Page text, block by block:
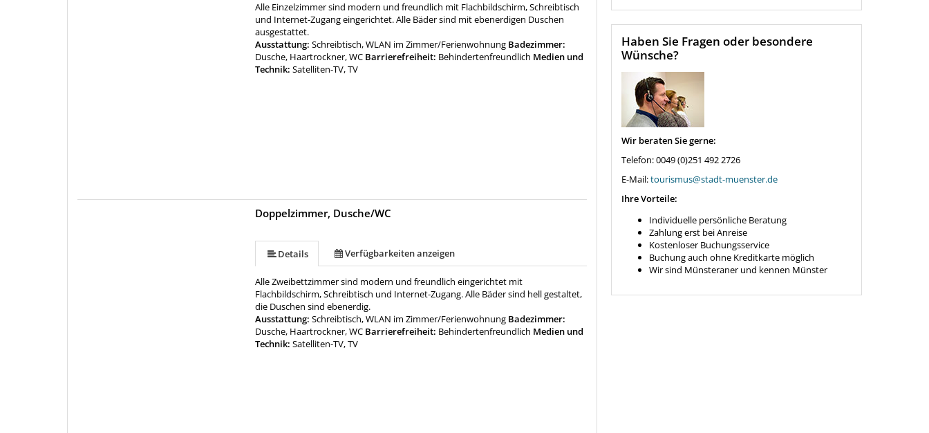
Alle Einzelzimmer sind modern und freundlich mit Flachbildschirm, Schreibtisch
und Internet-Zugang eingerichtet. Alle Bäder sind mit ebenerdigen Duschen
ausgestattet.
Ausstattung:Schreibtisch, WLAN im Zimmer/Ferienwohnung Badezimmer:
Dusche, Haartrockner, WC Barrierefreiheit: Behindertenfreundlich Medien und
Technik:Satelliten-TV, TV
Doppelzimmer, Dusche/WC
Details Verfügbarkeiten anzeigen
Alle Zweibettzimmer sind modern und freundlich eingerichtet mit
Flachbildschirm, Schreibtisch und Internet-Zugang. Alle Bäder sind hell gestaltet,
die Duschen sind ebenerdig.
Ausstattung:Schreibtisch, WLAN im Zimmer/Ferienwohnung Badezimmer:
Dusche, Haartrockner, WC Barrierefreiheit: Behindertenfreundlich Medien und
Technik:Satelliten-TV, TV
Haben Sie Fragen oder besondere
Wünsche?
Wir beraten Sie gerne:
Telefon: 0049 (0)251 492 2726
E-Mail:tourismus@stadt-muenster.de
Ihre Vorteile:
Individuelle persönliche Beratung
Zahlung erst bei Anreise
Kostenloser Buchungsservice
Buchung auch ohne Kreditkarte möglich
Wir sind Münsteraner und kennen Münster